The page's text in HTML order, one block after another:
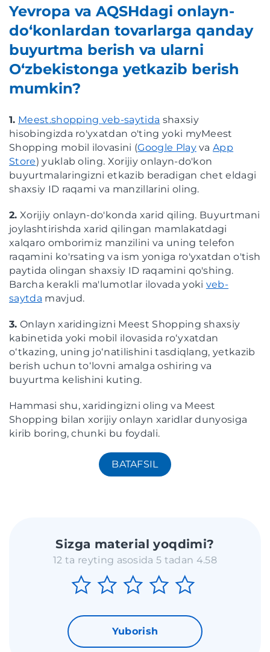
Yevropa va AQSHdagi onlayn-
do‘konlardan tovarlarga qanday
buyurtma berish va ularni
O‘zbekistonga yetkazib berish
mumkin?
1. Meest.shopping veb-saytida shaxsiy
hisobingizda ro'yxatdan o'ting yoki myMeest
Shopping mobil ilovasini (Google PlayvaApp
Store) yuklab oling. Xorijiy onlayn-do'kon
buyurtmalaringizni etkazib beradigan chet eldagi
shaxsiy ID raqami va manzillarini oling.
2. Xorijiy onlayn-do'konda xarid qiling. Buyurtmani
joylashtirishda xarid qilingan mamlakatdagi
xalqaro omborimiz manzilini va uning telefon
raqamini ko'rsating va ism yoniga ro'yxatdan o'tish
paytida olingan shaxsiy ID raqamini qo'shing.
Barcha kerakli ma'lumotlar ilovada yoki veb-
saytda mavjud.
3. Onlayn xaridingizni Meest Shopping shaxsiy
kabinetida yoki mobil ilovasida roʻyxatdan
oʻtkazing, uning joʻnatilishini tasdiqlang, yetkazib
berish uchun toʻlovni amalga oshiring va
buyurtma kelishini kuting.
Hammasi shu, xaridingizni oling va Meest
Shopping bilan xorijiy onlayn xaridlar dunyosiga
kirib boring, chunki bu foydali.
BATAFSIL
Sizga material yoqdimi?
12 ta reyting asosida 5 tadan 4.58
Yuborish